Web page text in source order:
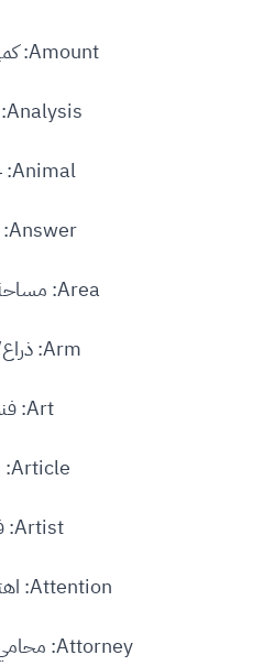
Amount: كمية/ مقدار
Analysis: تحليل
Animal: حيوان
Answer: جواب
Area: مساحة/ منطقة
Arm: ذراع/ سلاح
Art: فنون
Article: مقال
Artist: فنان
Attention: اهتمام/ انتباه
Attorney: محامي/ وكيل شرعي